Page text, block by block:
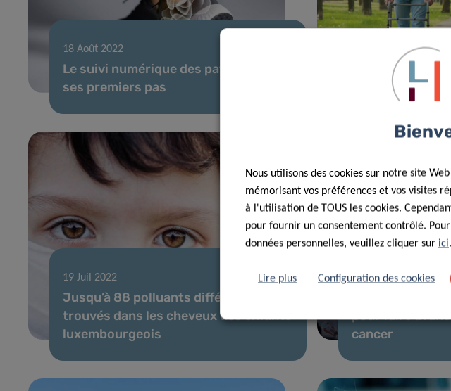
18 Août 2022
Le suivi numérique des patients fait
ses premiers pas
02 Août 2022
Mesurer ce qui
19 Juil 2022
Jusqu’à 88 polluants différents
trouvés dans les cheveux des enfants
luxembourgeois
01 Juin 2022
Des femmes
pour faire
cancer
Nous utilisons des cookies sur notre site
mémorisant vos préférences et vos visites
à l'utilisation de TOUS les cookies.
pour fournir un consentement contrôlé.
données personnelles, veuillez cliquer sur ici.
Lire plus Configuration des cookies